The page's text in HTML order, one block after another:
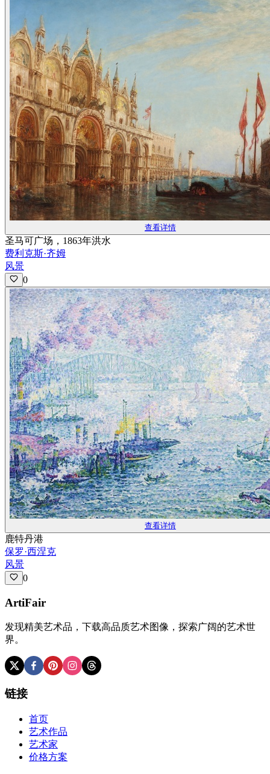
查看详情
圣马可广场，1863年洪水
费利克斯·齐姆
风景
0
查看详情
鹿特丹港
保罗·西涅克
风景
0
ArtiFair
发现精美艺术品，下载高品质艺术图像，探索广阔的艺术世
界。
链接
首页
艺术作品
艺术家
价格方案